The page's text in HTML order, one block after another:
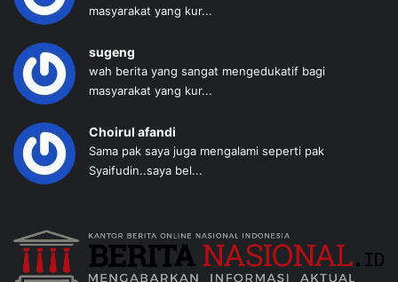
masyarakat yang kur...
sugeng
wah berita yang sangat mengedukatif bagi
masyarakat yang kur...
Choirul afandi
Sama pak saya juga mengalami seperti pak
Syaifudin..saya bel...